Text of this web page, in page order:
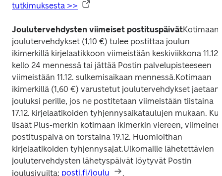
tutkimuksesta >>
Joulutervehdysten viimeiset postituspäivätKotimaan
joulutervehdykset (1,10 €) tulee postittaa joulun
ikimerkillä kirjelaatikkoon viimeistään keskiviikkona 11.12.
kello 24 mennessä tai jättää Postin palvelupisteeseen
viimeistään 11.12. sulkemisaikaan mennessä.Kotimaan
ikimerkillä (1,60 €) varustetut joulutervehdykset jaetaan
jouluksi perille, jos ne postitetaan viimeistään tiistaina
17.12. kirjelaatikoiden tyhjennysaikataulujen mukaan.
lisäät Plus-merkin kotimaan ikimerkin viereen, viimeinen
postituspäivä on torstaina 19.12. Huomioithan
kirjelaatikoiden tyhjennysajat.Ulkomaille lähetettävien
joulutervehdysten lähetyspäivät löytyvät Postin
joulusivuilta: posti.fi/joulu .